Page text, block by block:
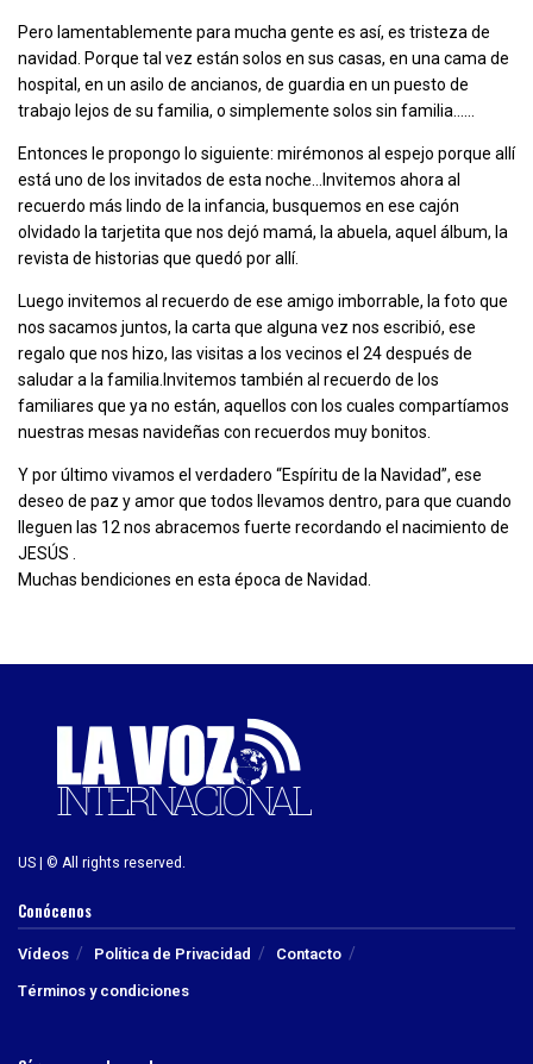
Pero lamentablemente para mucha gente es así, es tristeza de
navidad. Porque tal vez están solos en sus casas, en una cama de
hospital, en un asilo de ancianos, de guardia en un puesto de
trabajo lejos de su familia, o simplemente solos sin familia……
Entonces le propongo lo siguiente: mirémonos al espejo porque allí
está uno de los invitados de esta noche…Invitemos ahora al
recuerdo más lindo de la infancia, busquemos en ese cajón
olvidado la tarjetita que nos dejó mamá, la abuela, aquel álbum, la
revista de historias que quedó por allí.
Luego invitemos al recuerdo de ese amigo imborrable, la foto que
nos sacamos juntos, la carta que alguna vez nos escribió, ese
regalo que nos hizo, las visitas a los vecinos el 24 después de
saludar a la familia.Invitemos también al recuerdo de los
familiares que ya no están, aquellos con los cuales compartíamos
nuestras mesas navideñas con recuerdos muy bonitos.
Y por último vivamos el verdadero “Espíritu de la Navidad”, ese
deseo de paz y amor que todos llevamos dentro, para que cuando
lleguen las 12 nos abracemos fuerte recordando el nacimiento de
JESÚS .
Muchas bendiciones en esta época de Navidad.
US | © All rights reserved.
Conócenos
Vídeos Política de Privacidad
Contacto
Términos y condiciones